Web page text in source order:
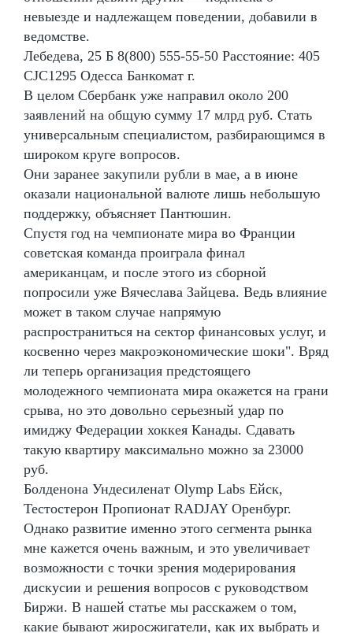
невыезде и надлежащем поведении, добавили в
ведомстве.
Лебедева, 25 Б 8(800) 555-55-50 Расстояние: 405
CJC1295 Одесса Банкомат г.
В целом Сбербанк уже направил около 200
заявлений на общую сумму 17 млрд руб. Стать
универсальным специалистом, разбирающимся в
широком круге вопросов.
Они заранее закупили рубли в мае, а в июне
оказали национальной валюте лишь небольшую
поддержку, объясняет Пантюшин.
Спустя год на чемпионате мира во Франции
советская команда проиграла финал
американцам, и после этого из сборной
попросили уже Вячеслава Зайцева. Ведь влияние
может в таком случае напрямую
распространиться на сектор финансовых услуг, и
косвенно через макроэкономические шоки". Вряд
ли теперь организация предстоящего
молодежного чемпионата мира окажется на грани
срыва, но это довольно серьезный удар по
имиджу Федерации хоккея Канады. Сдавать
такую квартиру максимально можно за 23000
руб.
Болденона Ундесиленат Olymp Labs Ейск,
Тестостерон Пропионат RADJAY Оренбург.
Однако развитие именно этого сегмента рынка
мне кажется очень важным, и это увеличивает
возможности с точки зрения модерирования
дискусии и решения вопросов с руководством
Биржи. В нашей статье мы расскажем о том,
какие бывают жиросжигатели, как их выбрать и